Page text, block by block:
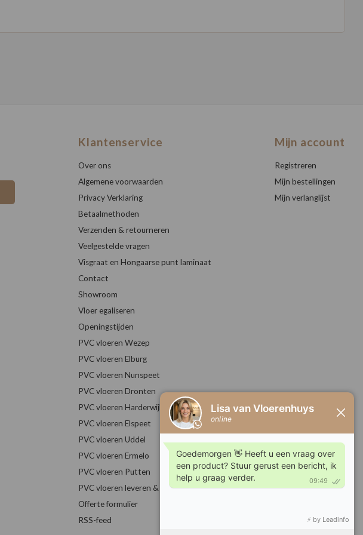
Klantenservice
Over ons
Algemene voorwaarden
Privacy Verklaring
Betaalmethoden
Verzenden & retourneren
Veelgestelde vragen
Visgraat en Hongaarse punt laminaat
Contact
Showroom
Vloer egaliseren
Openingstijden
PVC vloeren Wezep
PVC vloeren Elburg
PVC vloeren Nunspeet
PVC vloeren Dronten
PVC vloeren Harderwijk
PVC vloeren Elspeet
PVC vloeren Uddel
PVC vloeren Ermelo
PVC vloeren Putten
PVC vloeren leveren & leggen
Offerte formulier
RSS-feed
Mijn account
Registreren
Mijn bestellingen
Mijn verlanglijst